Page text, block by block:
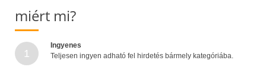
miért mi?
1
Ingyenes
Teljesen ingyen adható fel hirdetés bármely kategóriába.